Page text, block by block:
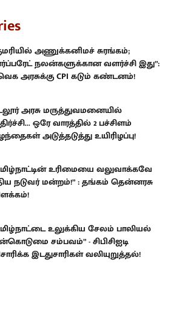
அணுக்கனிமச் சுரங்கம்;
நலன்களுக்கான வளர்ச்சி இது”:
அரசுக்கு CPI கடும் கண்டனம்!
அரசு மருத்துவமனையில்
ஒரே வாரத்தில் 2 பச்சிளம்
அடுத்தடுத்து உயிரிழப்பு!
உரிமையை வலுவாக்கவே
நடுவர் மன்றம்!” : தங்கம் தென்னரசு
உலுக்கிய சேலம் பாலியல்
சம்பவம்” - சிபிசிஐடி
இடதுசாரிகள் வலியுறுத்தல்!